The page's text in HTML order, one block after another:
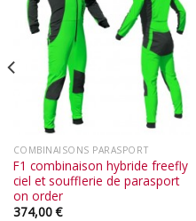
COMBINAISONS PARASPORT
F1 combinaison hybride freefly
ciel et soufflerie de parasport
on order
374,00€